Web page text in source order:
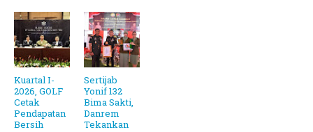
Kuartal I-
2026, GOLF
Cetak
Pendapatan
Bersih
Sertijab
Yonif 132
Bima Sakti,
Danrem
Tekankan